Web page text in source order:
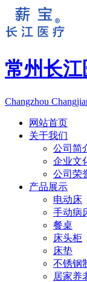
常州长江
Changzhou
网站首页
关于我们
公司简
企业文
公司荣
产品展示
电动床
手动病
餐桌
床头柜
床垫
不锈钢
居家养